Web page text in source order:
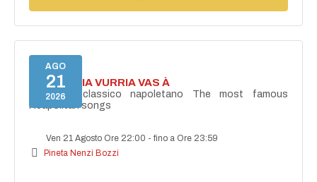
AGO
21
2026
I'TE VURRIA VURRIA VAS À
Concerto classico napoletano The most famous
Neapolitan songs
Ven 21 Agosto Ore 22:00 -fino a Ore 23:59
Pineta Nenzi Bozzi